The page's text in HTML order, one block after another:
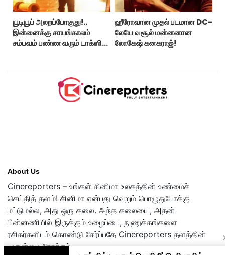
யூடியூப் அலறப்போகுது!..
இன்னைக்கு சாயங்காலம்
சம்பவம் பண்ண வரும் டாக்ஸிக்
ஹீரோவான முதல் படமான DC-
லேயே வசூல் மன்னனான
லோகேஷ் கனகராஜ்!
About Us
Cinereporters – உங்கள் சினிமா உலகத்தின் உண்மைச்
செய்தித் தளம்! சினிமா என்பது வெறும் பொழுதுபோக்கு
மட்டுமல்ல, அது ஒரு கலை. அந்த கலையை, அதன்
பின்னணியில் இருக்கும் உழைப்பை, நுணுக்கங்களை
ரசிகர்களிடம் கொண்டு சேர்ப்பதே Cinereporters தளத்தின்
முதன்மை நோக்கம்.